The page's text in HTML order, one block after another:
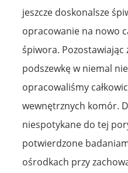
jeszcze doskonalsze
opracowanie na nowo
śpiwora. Pozostawiając
podszewkę w niemal
opracowaliśmy
wewnętrznych komór.
niespotykane do tej
potwierdzone
ośrodkach przy